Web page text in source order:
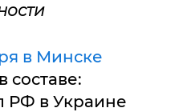
в Минске
составе:
РФ в Украине